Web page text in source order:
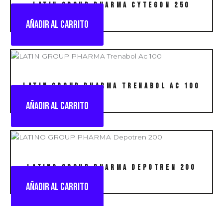
LATIN GROUP PHARMA Cytegon 250
Añadir al carrito
LATIN GROUP PHARMA Trenabol Ac 100
Añadir al carrito
LATINO GROUP PHARMA Depotren 200
Añadir al carrito